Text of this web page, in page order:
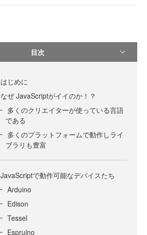
目次
はじめに
なぜ JavaScriptがイイのか！？
多くのクリエイターが使っている言語
である
多くのプラットフォームで動作しライ
ブラリも豊富
JavaScriptで動作可能なデバイスたち
Arduino
Edison
Tessel
Espruino